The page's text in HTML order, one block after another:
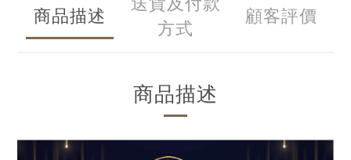
商品描述
方式
顧客評價
商品描述